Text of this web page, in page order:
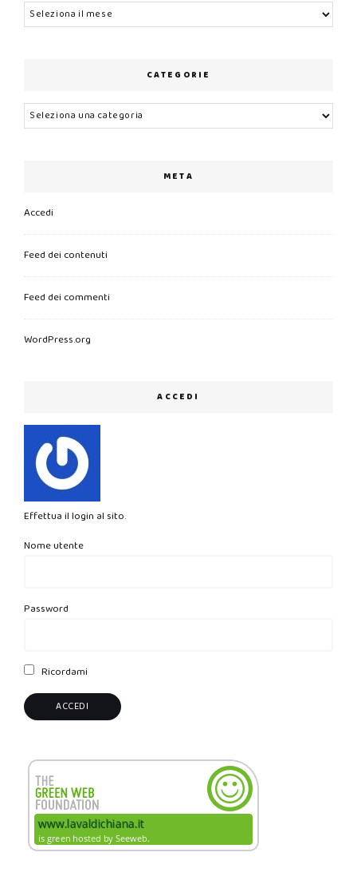
Archivi
CATEGORIE
Categorie
META
Accedi
Feed dei contenuti
Feed dei commenti
WordPress.org
ACCEDI
Effettua il login al sito.
Nome utente
Password
Ricordami